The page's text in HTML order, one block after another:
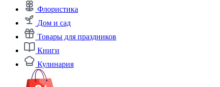
Флористика
Дом и сад
Товары для праздников
Книги
Кулинария